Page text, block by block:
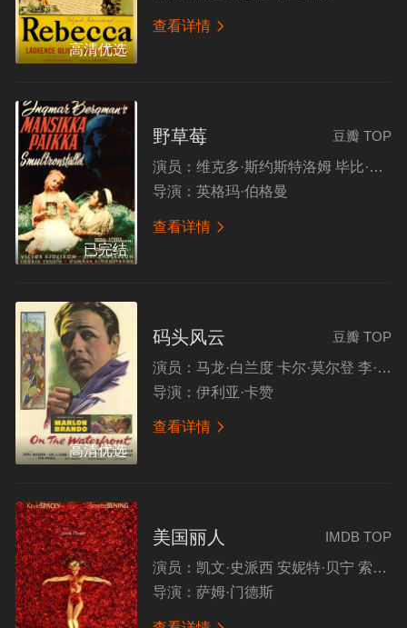
高清优选
查看详情 
已完结
豆瓣 TOP
野草莓
演员： 维克多·斯约斯特洛姆 毕比·安德松 英格丽·图林 古纳尔·布约恩施特兰德
导演： 英格玛·伯格曼
查看详情 
高清优选
豆瓣 TOP
码头风云
演员： 马龙·白兰度 卡尔·莫尔登 李·科布 罗德·斯泰格尔
导演： 伊利亚·卡赞
查看详情 
IMDB TOP
美国丽人
演员： 凯文·史派西 安妮特·贝宁 索拉·伯奇 韦斯·本特利 米娜·苏瓦丽 彼得·盖勒
导演： 萨姆·门德斯